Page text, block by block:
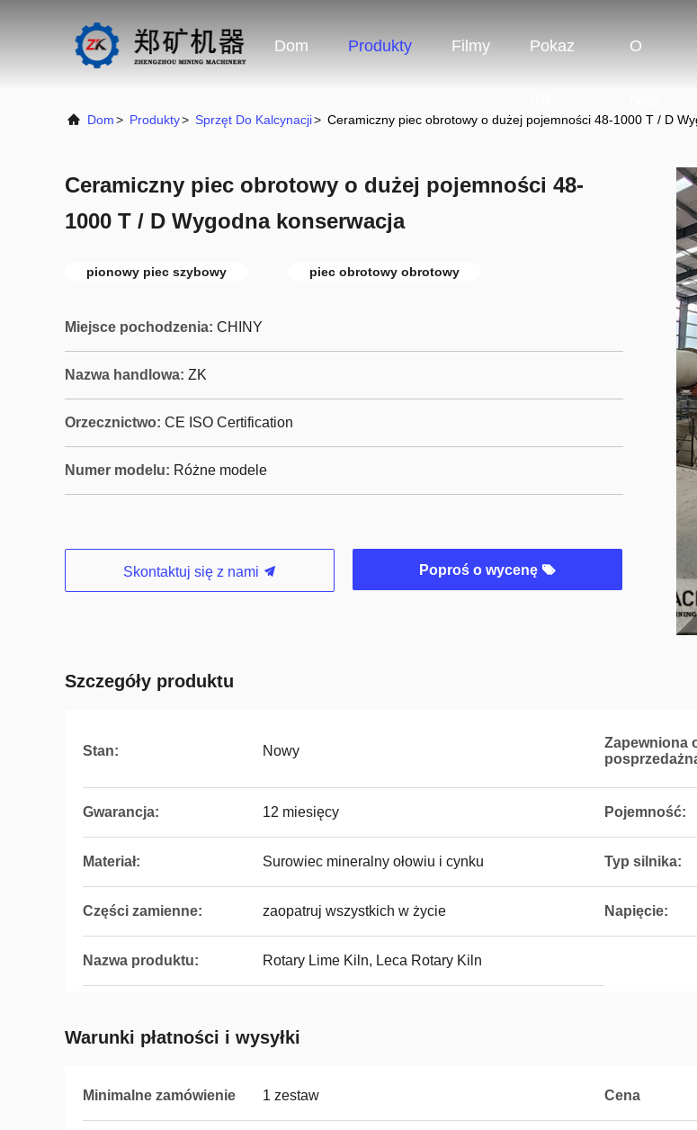
Dom Produkty Filmy Pokaz O
Dom> Produkty> Sprzęt Do Kalcynacji> Ceramiczny piec obrotowy o dużej pojemności 48-1000 T / D
Ceramiczny piec obrotowy o dużej pojemności 48-
1000 T / D Wygodna konserwacja
pionowy piec szybowy piec obrotowy obrotowy
Miejsce pochodzenia: CHINY
Nazwa handlowa: ZK
Orzecznictwo: CE ISO Certification
Numer modelu: Różne modele
Skontaktuj się z nami Poproś o wycenę
Szczegóły produktu
Stan: Nowy
Zapewniona
Gwarancja: 12 miesięcy Pojemność:
Materiał: Surowiec mineralny ołowiu i cynku Typ silnika:
Części zamienne: zaopatruj wszystkich w życie Napięcie:
Nazwa produktu: Rotary Lime Kiln, Leca Rotary Kiln
Warunki płatności i wysyłki
Minimalne zamówienie 1 zestaw Cena